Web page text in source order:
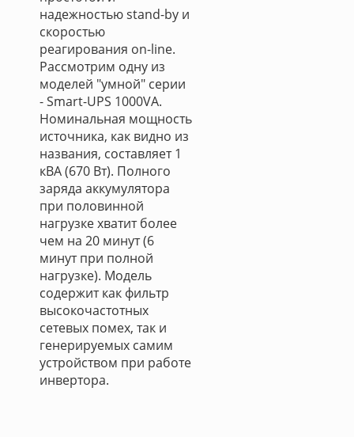
надежностью stand-by и
скоростью
реагирования on-line.
Рассмотрим одну из
моделей "умной" серии
- Smart-UPS 1000VA.
Номинальная мощность
источника, как видно из
названия, составляет 1
кВА (670 Вт). Полного
заряда аккумулятора
при половинной
нагрузке хватит более
чем на 20 минут (6
минут при полной
нагрузке). Модель
содержит как фильтр
высокочастотных
сетевых помех, так и
генерируемых самим
устройством при работе
инвертора.